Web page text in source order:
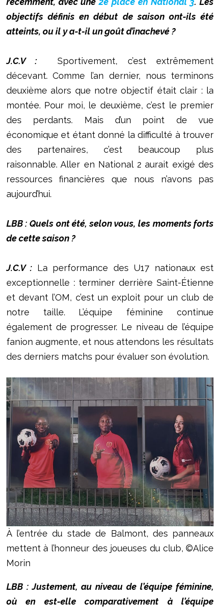
objectifs définis en début de saison ont-ils été
atteints, ou il y a-t-il un goût d’inachevé ?
J.C.V : Sportivement, c’est extrêmement
décevant. Comme l’an dernier, nous terminons
deuxième alors que notre objectif était clair : la
montée. Pour moi, le deuxième, c’est le premier
des perdants. Mais d’un point de vue
économique et étant donné la difficulté à trouver
des partenaires, c’est beaucoup plus
raisonnable. Aller en National 2 aurait exigé des
ressources financières que nous n’avons pas
aujourd’hui.
LBB : Quels ont été, selon vous, les moments forts
de cette saison ?
J.C.V : La performance des U17 nationaux est
exceptionnelle : terminer derrière Saint-Étienne
et devant l’OM, c’est un exploit pour un club de
notre taille. L’équipe féminine continue
également de progresser. Le niveau de l’équipe
fanion augmente, et nous attendons les résultats
des derniers matchs pour évaluer son évolution.
À l’entrée du stade de Balmont, des panneaux
mettent à l’honneur des joueuses du club, ©Alice
Morin
LBB : Justement, au niveau de l’équipe féminine,
où en est-elle comparativement à l’équipe